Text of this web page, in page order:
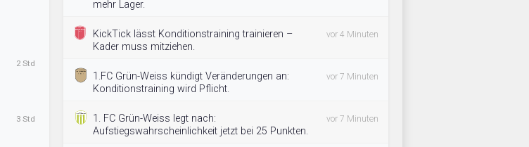
2 Std
3 Std
mehr Lager.
KickTick lässt Konditionstraining trainieren –
Kader muss mitziehen.
vor 4 Minuten
1.FC Grün-Weiss kündigt Veränderungen an:
Konditionstraining wird Pflicht.
vor 7 Minuten
1. FC Grün-Weiss legt nach:
Aufstiegswahrscheinlichkeit jetzt bei 25 Punkten.
vor 7 Minuten